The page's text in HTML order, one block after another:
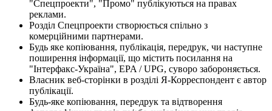
"Спецпроекти", "Промо" публікуються на правах
реклами.
Розділ Спецпроекти створюється спільно з
комерційними партнерами.
Будь яке копіювання, публікація, передрук, чи наступне
поширення інформації, що містить посилання на
"Інтерфакс-Україна", EPA / UPG, суворо забороняється.
Власник веб-сторінки в розділі Я-Корреспондент є автор
публікації.
Будь-яке копіювання, передрук та відтворення